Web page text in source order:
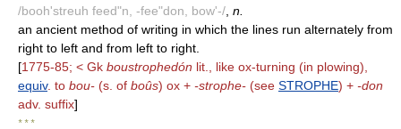
/booh'streuh feed"n, -fee"don, bow'-/ n.
an ancient method of writing in which the lines run alternately from
right to left and from left to right.
[1775-85; < Gk boustrophedón lit., like ox-turning (in plowing),
equiv. to bou- (s. of boûs) ox + -strophe- (see STROPHE) + -don
adv. suffix]
* * *